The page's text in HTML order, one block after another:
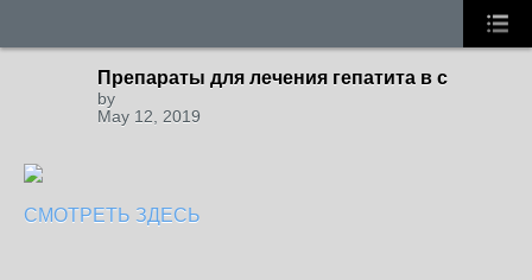
Препараты для лечения гепатита в с
by
May 12, 2019
СМОТРЕТЬ ЗДЕСЬ